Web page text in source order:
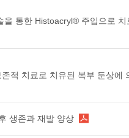
을 통한 Histoacryl® 주입으로
적 치료로 치유된 복부 둔상에
생존과 재발 양상